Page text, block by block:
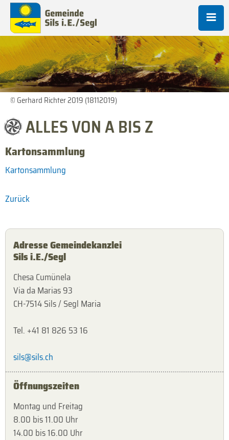
© Gerhard Richter 2019 (18112019)
ALLES VON A BIS Z
Kartonsammlung
Kartonsammlung
Zurück
Adresse Gemeindekanzlei
Sils i.E./Segl
Chesa Cumünela
Via da Marias 93
CH-7514 Sils / Segl Maria
Tel. +41 81 826 53 16
sils@sils.ch
Öffnungszeiten
Montag und Freitag
8.00 bis 11.00 Uhr
14.00 bis 16.00 Uhr